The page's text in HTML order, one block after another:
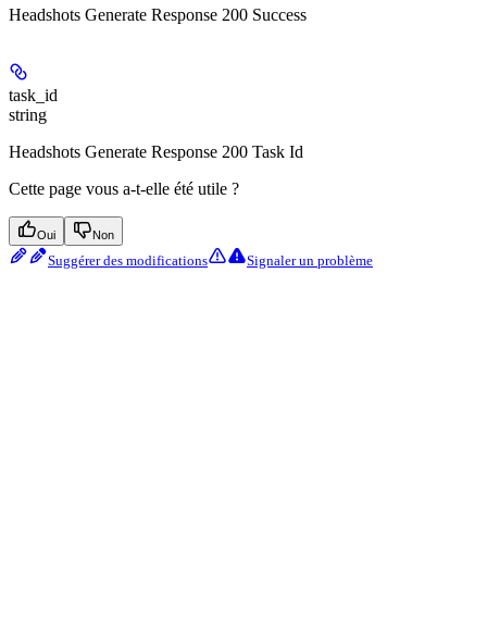
Headshots Generate Response 200 Success
task_id
string
Headshots Generate Response 200 Task Id
Cette page vous a-t-elle été utile ?
Oui Non
Suggérer des modifications Signaler un problème